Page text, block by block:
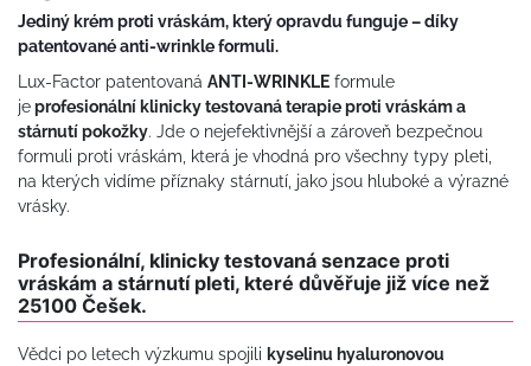
Jediný krém proti vráskám, který opravdu funguje – díky
patentované anti-wrinkle formuli.
Lux-Factor patentovaná ANTI-WRINKLE formule
jeprofesionální klinicky testovaná terapie proti vráskám a
stárnutí pokožky. Jde o nejefektivnější a zároveň bezpečnou
formuli proti vráskám, která je vhodná pro všechny typy pleti,
na kterých vidíme příznaky stárnutí, jako jsou hluboké a výrazné
vrásky.
Profesionální, klinicky testovaná senzace proti
vráskám a stárnutí pleti, které důvěřuje již více než
25100 Češek.
Vědci po letech výzkumu spojili kyselinu hyaluronovou